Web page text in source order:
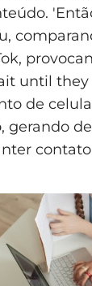
until
de